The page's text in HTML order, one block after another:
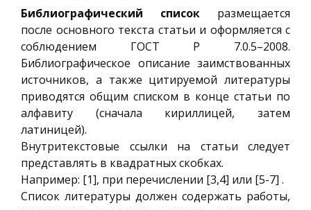
Библиографический список размещается
после основного текста статьи и оформляется с
соблюдением ГОСТ Р 7.0.5–2008.
Библиографическое описание заимствованных
источников, а также цитируемой литературы
приводятся общим списком в конце статьи по
алфавиту (сначала кириллицей, затем
латиницей).
Внутритекстовые ссылки на статьи следует
представлять в квадратных скобках.
Например: [1], при перечислении [3,4] или [5-7] .
Список литературы должен содержать работы,